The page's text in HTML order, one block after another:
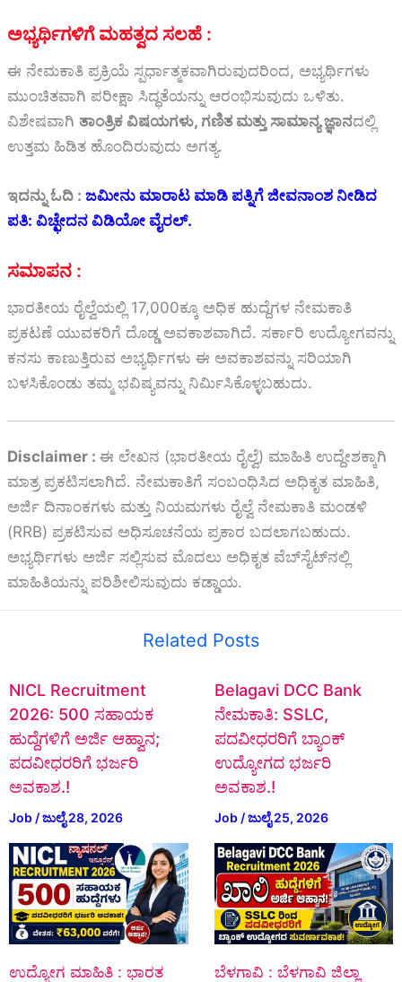
ಅಭ್ಯರ್ಥಿಗಳಿಗೆ ಮಹತ್ವದ ಸಲಹೆ :
ಈ ನೇಮಕಾತಿ ಪ್ರಕ್ರಿಯೆ ಸ್ಪರ್ಧಾತ್ಮಕವಾಗಿರುವುದರಿಂದ, ಅಭ್ಯರ್ಥಿಗಳು
ಮುಂಚಿತವಾಗಿ ಪರೀಕ್ಷಾ ಸಿದ್ಧತೆಯನ್ನು ಆರಂಭಿಸುವುದು ಒಳಿತು.
ವಿಶೇಷವಾಗಿ ತಾಂತ್ರಿಕ ವಿಷಯಗಳು, ಗಣಿತ ಮತ್ತು ಸಾಮಾನ್ಯ ಜ್ಞಾನದಲ್ಲಿ
ಉತ್ತಮ ಹಿಡಿತ ಹೊಂದಿರುವುದು ಅಗತ್ಯ.
ಇದನ್ನು ಓದಿ : ಜಮೀನು ಮಾರಾಟ ಮಾಡಿ ಪತ್ನಿಗೆ ಜೀವನಾಂಶ ನೀಡಿದ
ಪತಿ: ವಿಚ್ಛೇದನ ವಿಡಿಯೋ ವೈರಲ್.
ಸಮಾಪನ :
ಭಾರತೀಯ ರೈಲ್ವೆಯಲ್ಲಿ 17,000ಕ್ಕೂ ಅಧಿಕ ಹುದ್ದೆಗಳ ನೇಮಕಾತಿ
ಪ್ರಕಟಣೆ ಯುವಕರಿಗೆ ದೊಡ್ಡ ಅವಕಾಶವಾಗಿದೆ. ಸರ್ಕಾರಿ ಉದ್ಯೋಗವನ್ನು
ಕನಸು ಕಾಣುತ್ತಿರುವ ಅಭ್ಯರ್ಥಿಗಳು ಈ ಅವಕಾಶವನ್ನು ಸರಿಯಾಗಿ
ಬಳಸಿಕೊಂಡು ತಮ್ಮ ಭವಿಷ್ಯವನ್ನು ನಿರ್ಮಿಸಿಕೊಳ್ಳಬಹುದು.
Disclaimer : ಈ ಲೇಖನ (ಭಾರತೀಯ ರೈಲ್ವೆ) ಮಾಹಿತಿ ಉದ್ದೇಶಕ್ಕಾಗಿ
ಮಾತ್ರ ಪ್ರಕಟಿಸಲಾಗಿದೆ. ನೇಮಕಾತಿಗೆ ಸಂಬಂಧಿಸಿದ ಅಧಿಕೃತ ಮಾಹಿತಿ,
ಅರ್ಜಿ ದಿನಾಂಕಗಳು ಮತ್ತು ನಿಯಮಗಳು ರೈಲ್ವೆ ನೇಮಕಾತಿ ಮಂಡಳಿ
(RRB) ಪ್ರಕಟಿಸುವ ಅಧಿಸೂಚನೆಯ ಪ್ರಕಾರ ಬದಲಾಗಬಹುದು.
ಅಭ್ಯರ್ಥಿಗಳು ಅರ್ಜಿ ಸಲ್ಲಿಸುವ ಮೊದಲು ಅಧಿಕೃತ ವೆಬ್‌ಸೈಟ್‌ನಲ್ಲಿ
ಮಾಹಿತಿಯನ್ನು ಪರಿಶೀಲಿಸುವುದು ಕಡ್ಡಾಯ.
Related Posts
NICL Recruitment
2026: 500 ಸಹಾಯಕ
ಹುದ್ದೆಗಳಿಗೆ ಅರ್ಜಿ ಆಹ್ವಾನ;
ಪದವೀಧರರಿಗೆ ಭರ್ಜರಿ
ಅವಕಾಶ.!
Job /ಜುಲೈ 28, 2026
ಉದ್ಯೋಗ ಮಾಹಿತಿ : ಭಾರತ
Belagavi DCC Bank
ನೇಮಕಾತಿ: SSLC,
ಪದವೀಧರರಿಗೆ ಬ್ಯಾಂಕ್
ಉದ್ಯೋಗದ ಭರ್ಜರಿ
ಅವಕಾಶ.!
Job/ಜುಲೈ 25, 2026
ಬೆಳಗಾವಿ : ಬೆಳಗಾವಿ ಜಿಲ್ಲಾ